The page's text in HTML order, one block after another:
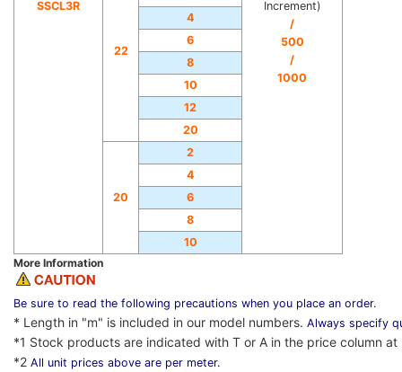
SSCL3R
Increment)
/
500
/
1000
22
4
6
8
10
12
20
20
2
4
6
8
10
More Information
Be sure to read the following precautions when you place an order.
* Length in "m" is included in our model numbers. Always specify
*1 Stock products are indicated with T or A in the price column at
*2 All unit prices above are per meter.